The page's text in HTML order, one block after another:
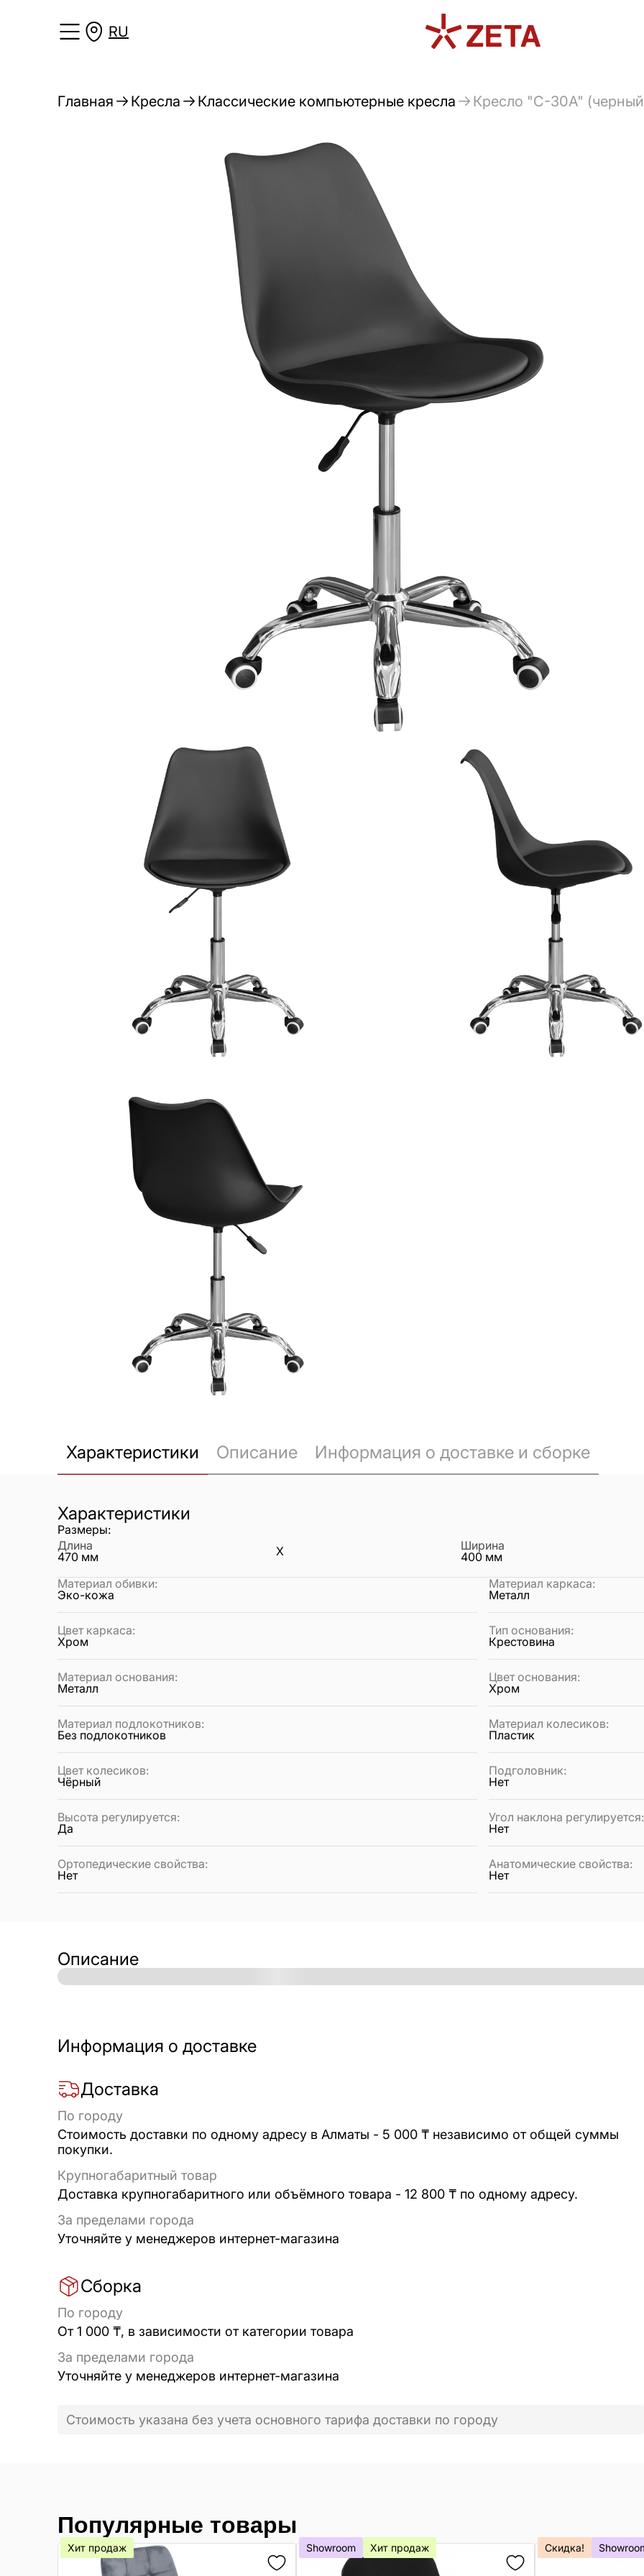
RU
Главная Кресла Классические компьютерные кресла Кресло "C-30A"
Характеристики Описание Информация о доставке и сборке
Характеристики
Размеры:
Длина
470 мм X
Ширина
400 мм
Материал обивки:
Эко-кожа
Материал каркаса:
Металл
Цвет каркаса:
Хром
Тип основания:
Крестовина
Материал основания:
Металл
Цвет основания:
Хром
Материал подлокотников:
Без подлокотников
Материал колесиков:
Пластик
Цвет колесиков:
Чёрный
Подголовник:
Нет
Высота регулируется:
Да
Угол наклона регулируется
Нет
Ортопедические свойства:
Нет
Анатомические свойства:
Нет
Описание
Информация о доставке
Доставка
По городу
Стоимость доставки по одному адресу в Алматы - 5 000 ₸ независимо от общей суммы
покупки.
Крупногабаритный товар
Доставка крупногабаритного или объёмного товара - 12 800 ₸ по одному адресу.
За пределами города
Уточняйте у менеджеров интернет-магазина
Сборка
По городу
От 1 000 ₸, в зависимости от категории товара
За пределами города
Уточняйте у менеджеров интернет-магазина
Стоимость указана без учета основного тарифа доставки по городу
Популярные товары
Хит продаж Showroom Хит продаж Скидка!